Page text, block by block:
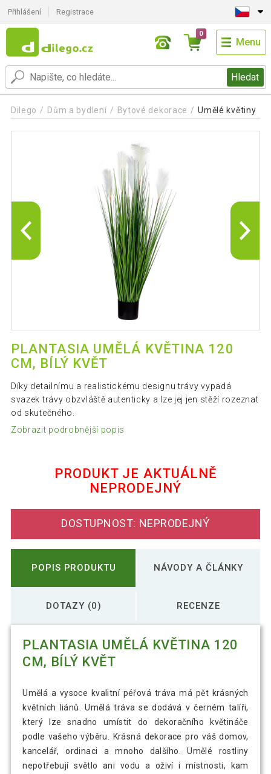
Přihlášení Registrace
Hledat
0
Menu
Dilego Dům a bydlení Bytové dekorace Umělé květiny
PLANTASIA UMĚLÁ KVĚTINA 120
CM, BÍLÝ KVĚT
Díky detailnímu a realistickému designu trávy vypadá
svazek trávy obzvláště autenticky a lze jej jen stěží rozeznat
od skutečného.
Zobrazit podrobnější popis
PRODUKT JE AKTUÁLNĚ
NEPRODEJNÝ
DOSTUPNOST: NEPRODEJNÝ
POPIS PRODUKTU NÁVODY A ČLÁNKY
DOTAZY (0) RECENZE
PLANTASIA UMĚLÁ KVĚTINA 120
CM, BÍLÝ KVĚT
Umělá a vysoce kvalitní péřová tráva má pět krásných
květních liánů. Umělá tráva se dodává v černém talíři,
který lze snadno umístit do dekoračního květináče
podle vašeho výběru. Krásná dekorace pro váš domov,
kancelář, ordinaci a mnoho dalšího. Umělé rostliny
nepotřebují světlo ani vodu a oživí i místnosti, kam